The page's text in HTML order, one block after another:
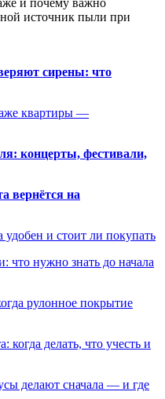
источник пыли при
сирены: что
квартиры —
концерты, фестивали,
вернётся на
удобен и стоит ли покупать
что нужно знать до начала
рулонное покрытие
когда делать, что учесть и
делают сначала — и где